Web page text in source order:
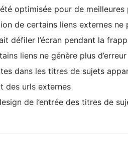
optimisée pour de
de certains liens externes ne
défiler l’écran pendant la
liens ne génère plus d’erreur
dans les titres de sujets
des urls externes
de l’entrée des titres de